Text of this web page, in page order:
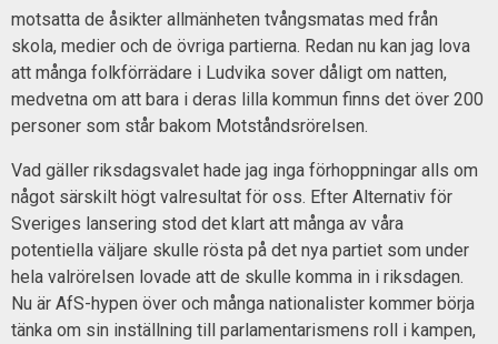
motsatta de åsikter allmänheten tvångsmatas med från
skola, medier och de övriga partierna. Redan nu kan jag lova
att många folkförrädare i Ludvika sover dåligt om natten,
medvetna om att bara i deras lilla kommun finns det över 200
personer som står bakom Motståndsrörelsen.
Vad gäller riksdagsvalet hade jag inga förhoppningar alls om
något särskilt högt valresultat för oss. Efter Alternativ för
Sveriges lansering stod det klart att många av våra
potentiella väljare skulle rösta på det nya partiet som under
hela valrörelsen lovade att de skulle komma in i riksdagen.
Nu är AfS-hypen över och många nationalister kommer börja
tänka om sin inställning till parlamentarismens roll i kampen,